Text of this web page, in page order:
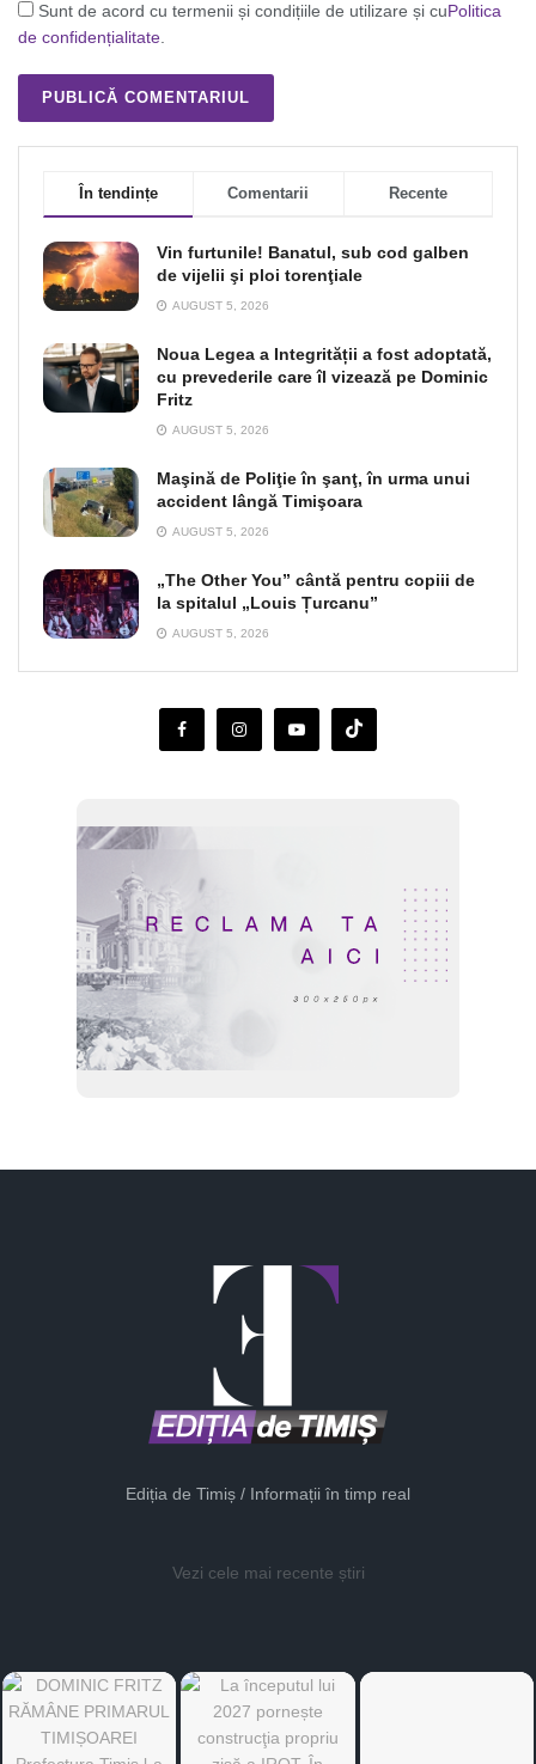
Sunt de acord cu termenii și condițiile de utilizare și cuPolitica
de confidențialitate.
În tendințe Comentarii Recente
Vin furtunile! Banatul, sub cod galben
de vijelii şi ploi torenţiale
AUGUST 5, 2026
Noua Legea a Integrității a fost adoptată,
cu prevederile care îl vizează pe Dominic
Fritz
AUGUST 5, 2026
Maşină de Poliţie în şanţ, în urma unui
accident lângă Timişoara
AUGUST 5, 2026
„The Other You” cântă pentru copiii de
la spitalul „Louis Țurcanu”
AUGUST 5, 2026
Ediția de Timiș / Informații în timp real
Vezi cele mai recente știri